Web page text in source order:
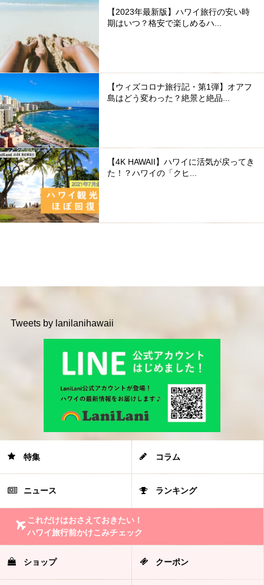
【2023年最新版】ハワイ旅行の安い時
期はいつ？格安で楽しめるハ...
【ウィズコロナ旅行記・第1弾】オアフ
島はどう変わった？絶景と絶品...
【4K HAWAII】ハワイに活気が戻ってき
た！？ハワイの「クヒ...
Tweets by lanilanihawaii
特集 コラム
ニュース ランキング
これだけはおさえておきたい！
ハワイ旅行前かけこみチェック
ショップ クーポン